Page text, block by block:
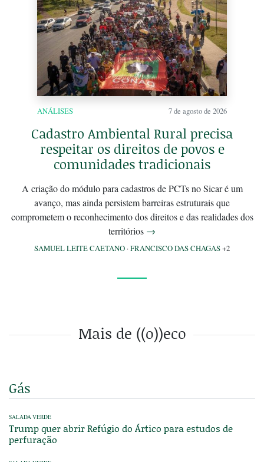
ANÁLISES 7 de agosto de 2026
Cadastro Ambiental Rural precisa
respeitar os direitos de povos e
comunidades tradicionais
A criação do módulo para cadastros de PCTs no Sicar é um
avanço, mas ainda persistem barreiras estruturais que
comprometem o reconhecimento dos direitos e das realidades dos
territórios →
SAMUEL LEITE CAETANO ·FRANCISCO DAS CHAGAS+2
Mais de ((o))eco
Gás
SALADA VERDE
Trump quer abrir Refúgio do Ártico para estudos de
perfuração